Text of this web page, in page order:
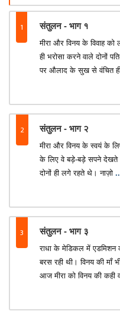
1 संतुलन - भाग १
मीरा और विनय के विवाह को
ही भरोसा करने वाले दोनों
पर औलाद के सुख से वंचित
2 संतुलन - भाग २
मीरा और विनय के स्वयं के
के लिए वे बड़े-बड़े सपने
दोनों ही लगे रहते थे। नाज़ो
3 संतुलन - भाग ३
राधा के मेडिकल में एडमिशन
बरस रही थी। विनय की माँ
आज मीरा को विनय की कही